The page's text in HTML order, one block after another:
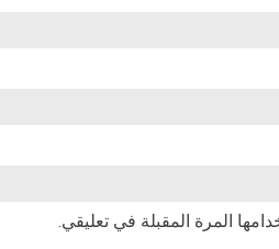
المرة المقبلة في تعليقي.